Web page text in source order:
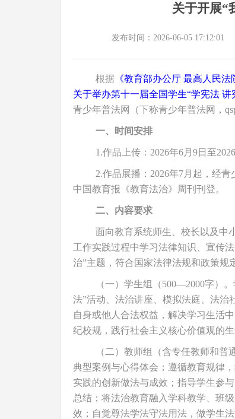
关于开展“
发布时间：2026-06-05 17:12:01
根据《教育部办公厅 最高人民法
关于举办第十一届全国学生“学宪法 讲
青少年普法网（下称青少年普法网，
一、时间安排
1.作品上传：2026年6月9日至
2.作品展播：2026年7月起，经
中国教育报《教育法治》周刊刊登。
二、内容要求
面向教育系统师生、校长以及中
工作实践过程中学习法律知识、宣传
治”主题，符合国家法律法规和政策规
（一）学生组（500—2000字）
法”活动、法治讲座、模拟法庭、法治
自身或他人合法权益，解决学习生活
纪校规，践行社会主义核心价值观的生
（二）教师组（含专任教师和普
典型案例与心得体会；遵循教育规律
实践的创新做法与成效；指导学生参
总结；将法治教育融入学科教学、班
效；自觉尊法学法守法用法，做学生